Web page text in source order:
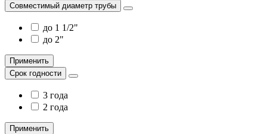
Совместимый диаметр трубы
до 1 1/2"
до 2"
Применить
Срок годности
3 года
2 года
Применить